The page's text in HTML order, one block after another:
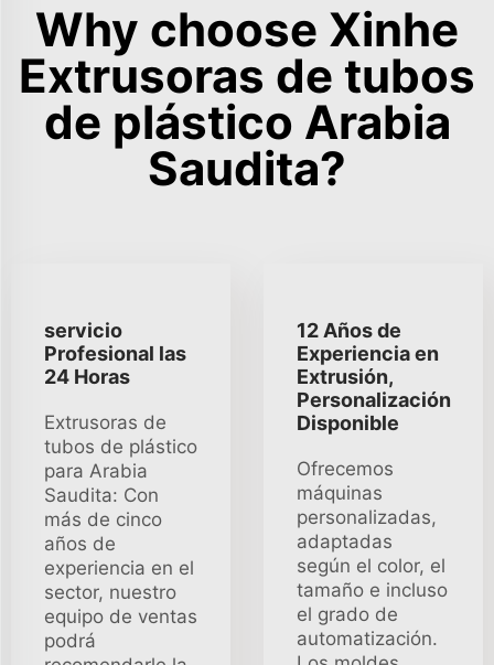
Why choose Xinhe
Extrusoras de tubos
de plástico Arabia
Saudita?
servicio
Profesional las
24 Horas
Extrusoras de
tubos de plástico
para Arabia
Saudita: Con
más de cinco
años de
experiencia en el
sector, nuestro
equipo de ventas
podrá
12 Años de
Experiencia en
Extrusión,
Personalización
Disponible
Ofrecemos
máquinas
personalizadas,
adaptadas
según el color, el
tamaño e incluso
el grado de
automatización.